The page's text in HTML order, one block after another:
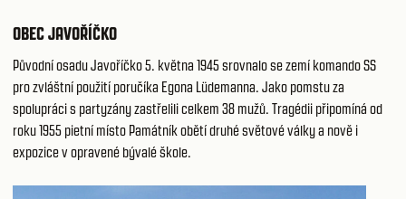
OBEC JAVOŘÍČKO
Původní osadu Javoříčko 5. května 1945 srovnalo se zemí komando SS
pro zvláštní použití poručíka Egona Lüdemanna. Jako pomstu za
spolupráci s partyzány zastřelili celkem 38 mužů. Tragédii připomíná od
roku 1955 pietní místo Památník obětí druhé světové války a nově i
expozice v opravené bývalé škole.